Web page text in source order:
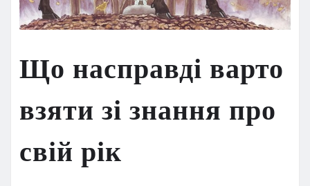
Що насправді варто
взяти зі знання про
свій рік